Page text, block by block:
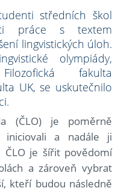
středních škol
práce s textem
lingvistických úloh.
olympiády,
fakulta
UK, se uskutečnilo
(ČLO) je poměrně
iniciovali a nadále ji
ČLO je šířit povědomí
a zároveň vybrat
kteří budou následně